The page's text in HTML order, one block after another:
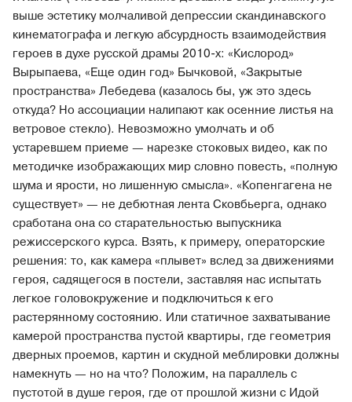
выше эстетику молчаливой депрессии скандинавского
кинематографа и легкую абсурдность взаимодействия
героев в духе русской драмы 2010-х: «Кислород»
Вырыпаева, «Еще один год» Бычковой, «Закрытые
пространства» Лебедева (казалось бы, уж это здесь
откуда? Но ассоциации налипают как осенние листья на
ветровое стекло). Невозможно умолчать и об
устаревшем приеме — нарезке стоковых видео, как по
методичке изображающих мир словно повесть, «полную
шума и ярости, но лишенную смысла». «Копенгагена не
существует» — не дебютная лента Сковбьерга, однако
сработана она со старательностью выпускника
режиссерского курса. Взять, к примеру, операторские
решения: то, как камера «плывет» вслед за движениями
героя, садящегося в постели, заставляя нас испытать
легкое головокружение и подключиться к его
растерянному состоянию. Или статичное захватывание
камерой пространства пустой квартиры, где геометрия
дверных проемов, картин и скудной меблировки должны
намекнуть — но на что? Положим, на параллель с
пустотой в душе героя, где от прошлой жизни с Идой